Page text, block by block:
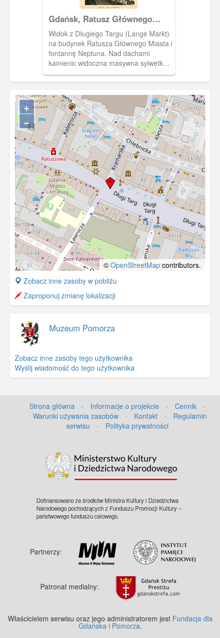
Gdańsk, Ratusz Głównego
Miasta
Widok z Długiego Targu (Lange Markt)
na budynek Ratusza Głównego Miasta i
fontannę Neptuna. Nad dachami
kamienic widoczna masywna sylwetka
Kościoła Mariackiego. Fotografia
pochodzi z albumu "Danzig und
+
−
© OpenStreetMapcontributors.
+
−
Zobacz inne zasoby w pobliżu
Zaproponuj zmianę lokalizacji
Muzeum Pomorza
Zobacz inne zasoby tego użytkownika
Wyślij wiadomość do tego użytkownika
Strona główna · Informacje o projekcie · Cennik
·
Warunki używania zasobów
· Kontakt ·
Regulamin
serwisu
· Polityka prywatności
Dofinansowano ze środków Ministra Kultury i Dziedzictwa
Narodowego pochodzących z Funduszu Promocji Kultury –
państwowego funduszu celowego.
Partnerzy:
Patronat medialny:
Właścicielem serwisu oraz jego administratorem jest Fundacja dla
Gdańska i Pomorza.